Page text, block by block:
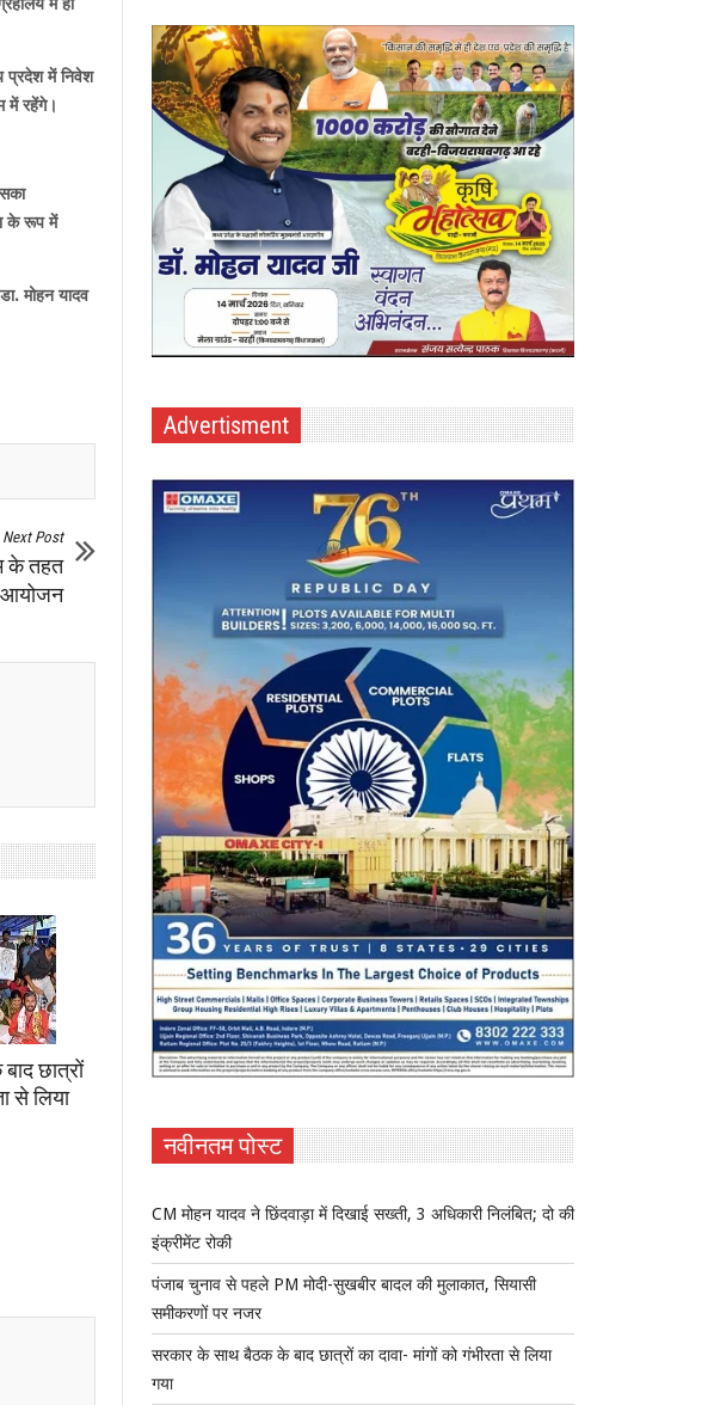
प्रदेश में निवेश
में रहेंगे।
के रूप में
मोहन यादव
Next Post
के तहत
आयोजन
छात्रों
से लिया
Advertisment
नवीनतम पोस्ट
CM मोहन यादव ने छिंदवाड़ा में दिखाई सख्ती, 3 अधिकारी निलंबित; दो की
इंक्रीमेंट रोकी
पंजाब चुनाव से पहले PM मोदी-सुखबीर बादल की मुलाकात, सियासी
समीकरणों पर नजर
सरकार के साथ बैठक के बाद छात्रों का दावा- मांगों को गंभीरता से लिया
गया